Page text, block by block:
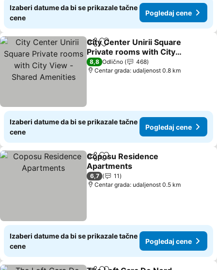
Izaberi datume da bi se prikazale tačne
cene
Pogledaj cene
Deli Dodati u favorite
City Center Unirii Square
Private rooms with City
View - Shared Amenities
Pogledaj cene
8,8 Odlično
468
Centar grada: udaljenost 0.8 km
Izaberi datume da bi se prikazale tačne
cene
Pogledaj cene
Deli Dodati u favorite
Coposu Residence
Apartments
Pogledaj cene
6,7
11
Centar grada: udaljenost 0.5 km
Izaberi datume da bi se prikazale tačne
cene
Pogledaj cene